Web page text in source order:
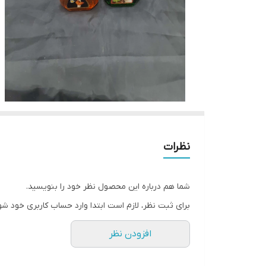
نظرات
شما هم درباره این محصول نظر خود را بنویسید.
برای ثبت نظر، لازم است ابتدا وارد حساب کاربری خود
افزودن نظر